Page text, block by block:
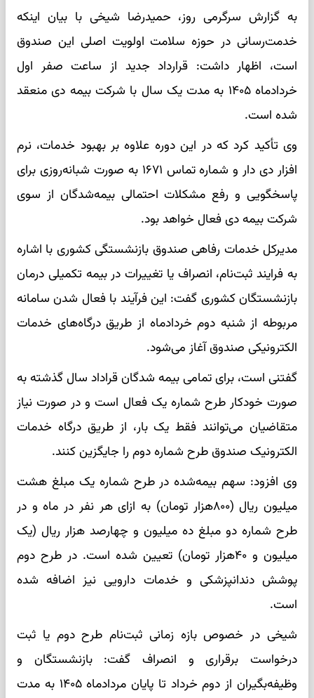
به گزارش سرگرمی روز، حمیدرضا شیخی با بیان اینکه
خدمت‌رسانی در حوزه سلامت اولویت اصلی این صندوق
است، اظهار داشت: قرارداد جدید از ساعت صفر اول
خردادماه ۱۴۰۵ به مدت یک سال با شرکت بیمه دی منعقد
شده است.
وی تأکید کرد که در این دوره علاوه بر بهبود خدمات، نرم
افزار دی دار و شماره تماس ۱۶۷۱ به صورت شبانه‌روزی برای
پاسخگویی و رفع مشکلات احتمالی بیمه‌شدگان از سوی
شرکت بیمه دی فعال خواهد بود.
مدیرکل خدمات رفاهی صندوق بازنشستگی کشوری با اشاره
به فرایند ثبت‌نام، انصراف یا تغییرات در بیمه تکمیلی درمان
بازنشستگان کشوری گفت: این فرآیند با فعال شدن سامانه
مربوطه از شنبه دوم خردادماه از طریق درگاه‌های خدمات
الکترونیکی صندوق آغاز می‌شود.
گفتنی است، برای تمامی بیمه شدگان قراداد سال گذشته به
صورت خودکار طرح شماره یک فعال است و در صورت نیاز
متقاضیان می‌توانند فقط یک بار، از طریق درگاه خدمات
الکترونیک صندوق طرح شماره دوم را جایگزین کنند.
وی افزود: سهم بیمه‌شده در طرح شماره یک مبلغ هشت
میلیون ریال (۸۰۰هزار تومان) به ازای هر نفر در ماه و در
طرح شماره دو مبلغ ده میلیون و چهارصد هزار ریال (یک
میلیون و ۴۰هزار تومان) تعیین شده است. در طرح دوم
پوشش دندانپزشکی و خدمات دارویی نیز اضافه شده
است.
شیخی در خصوص بازه زمانی ثبت‌نام طرح دوم یا ثبت
درخواست برقراری و انصراف گفت: بازنشستگان و
وظیفه‌بگیران از دوم خرداد تا پایان مردادماه ۱۴۰۵ به مدت